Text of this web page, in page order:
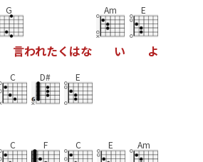
G
言われたく はな
Am
い
E
よ
C D# E
C F C E Am